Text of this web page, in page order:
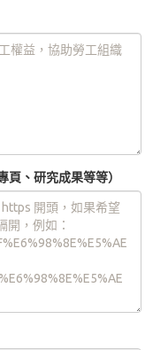
、研究成果等等）